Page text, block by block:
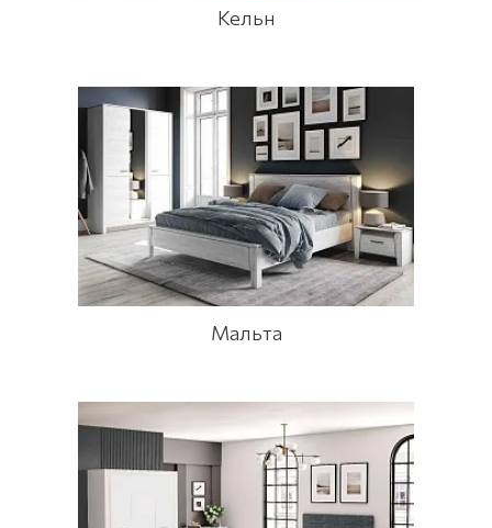
Кельн
Мальта